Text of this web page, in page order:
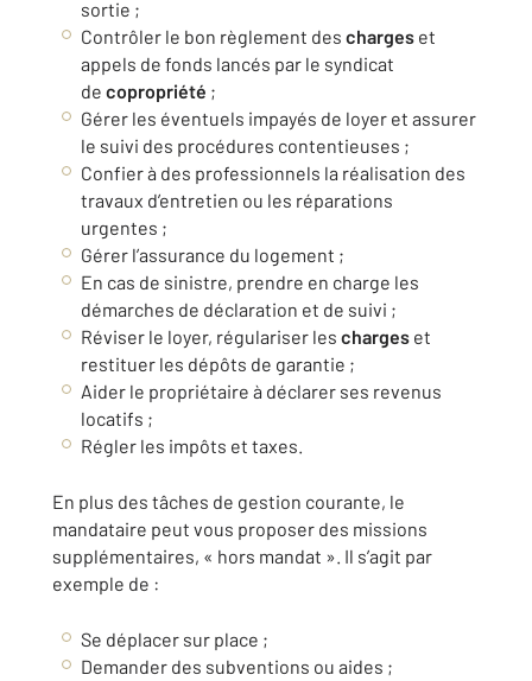
sortie ;
Contrôler le bon règlement des charges et
appels de fonds lancés par le syndicat
de copropriété ;
Gérer les éventuels impayés de loyer et assurer
le suivi des procédures contentieuses ;
Confier à des professionnels la réalisation des
travaux d’entretien ou les réparations
urgentes ;
Gérer l’assurance du logement ;
En cas de sinistre, prendre en charge les
démarches de déclaration et de suivi ;
Réviser le loyer, régulariser les charges et
restituer les dépôts de garantie ;
Aider le propriétaire à déclarer ses revenus
locatifs ;
Régler les impôts et taxes.
En plus des tâches de gestion courante, le
mandataire peut vous proposer des missions
supplémentaires, « hors mandat ». Il s’agit par
exemple de :
Se déplacer sur place ;
Demander des subventions ou aides ;